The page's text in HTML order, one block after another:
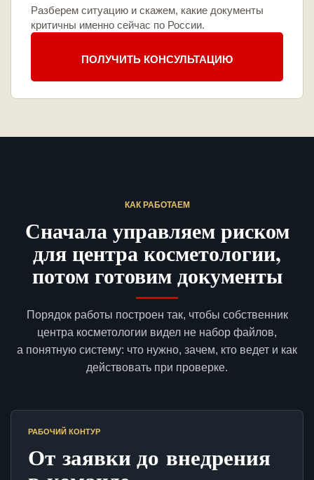
Разберем ситуацию и скажем, какие документы
критичны именно сейчас по России.
ПОЛУЧИТЬ КОНСУЛЬТАЦИЮ
КАК РАБОТАЕМ
Сначала управляем риском
для центра косметологии,
потом готовим документы
Порядок работы построен так, чтобы собственник
центра косметологии видел не набор файлов,
а понятную систему: что нужно, зачем, кто ведет и как
действовать при проверке.
РАБОЧИЙ КОНТУР
От заявки до внедрения